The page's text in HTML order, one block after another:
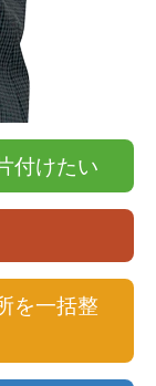
付けたい
を一括整